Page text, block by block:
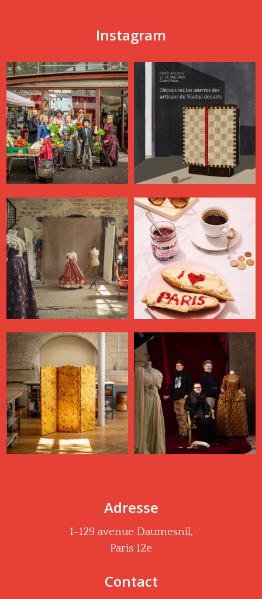
Instagram
Adresse
1-129 avenue Daumesnil,
Paris 12e
Contact